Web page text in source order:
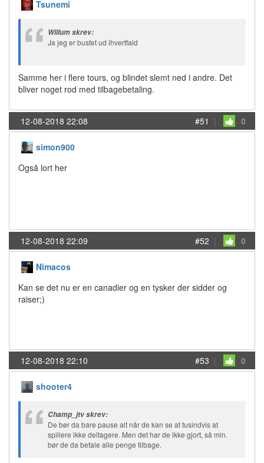
Tsunemi
Willum skrev:
Ja jeg er bustet ud ihvertfald
Samme her i flere tours, og blindet slemt ned i andre. Det
bliver noget rod med tilbagebetaling.
12-08-2018 22:08 #51 | 0
simon900
Også lort her
12-08-2018 22:09 #52 | 0
Nimacos
Kan se det nu er en canadier og en tysker der sidder og
raiser;)
12-08-2018 22:10 #53 | 0
shooter4
Champ_jtv skrev:
De bør da bare pause alt når de kan se at tusindvis at
spillere ikke deltagere. Men det har de ikke gjort, så min.
bør de da betale alle penge tilbage.